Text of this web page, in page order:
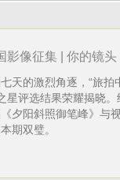
影像征集 | 你的镜
天的激烈角逐，“旅拍
星评选结果荣耀揭晓
夕阳斜照御笔峰》与
期双璧。